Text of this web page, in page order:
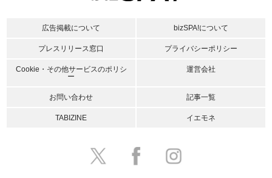
広告掲載について bizSPA!について
プレスリリース窓口 プライバシーポリシー
Cookie・その他サービスのポリシ
ー
運営会社
お問い合わせ 記事一覧
TABIZINE イエモネ